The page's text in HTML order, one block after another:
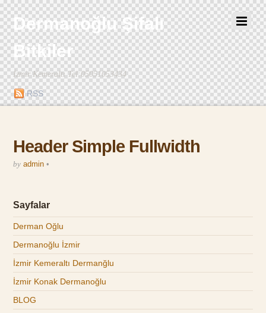
Dermanoğlu Şifalı
Bitkiler
İzmir Kemeraltı Tel:05051053434
RSS
Header Simple Fullwidth
by admin •
Sayfalar
Derman Oğlu
Dermanoğlu İzmir
İzmir Kemeraltı Dermanğlu
İzmir Konak Dermanoğlu
BLOG